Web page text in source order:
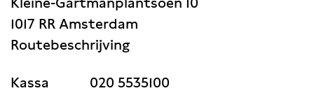
1017 RR Amsterdam
Routebeschrijving
Kassa
020 5535100